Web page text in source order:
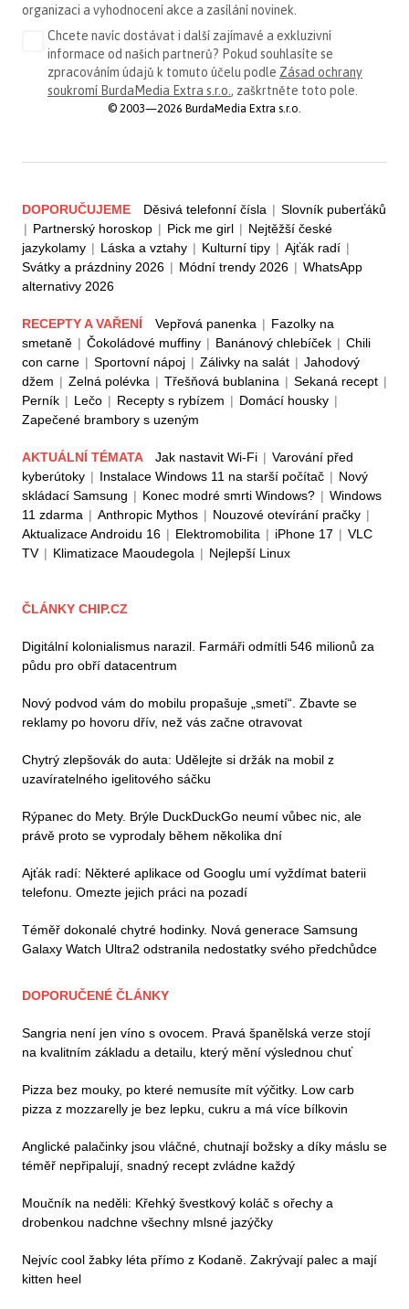
organizaci a vyhodnocení akce a zasílání novinek.
Chcete navíc dostávat i další zajímavé a exkluzivní
informace od našich partnerů? Pokud souhlasíte se
zpracováním údajů k tomuto účelu podle Zásad ochrany
soukromí BurdaMedia Extra s.r.o. , zaškrtněte toto pole.
© 2003—2026 BurdaMedia Extra s.r.o.
DOPORUČUJEME Děsivá telefonní čísla | Slovník puberťáků
| Partnerský horoskop | Pick me girl | Nejtěžší české
jazykolamy | Láska a vztahy | Kulturní tipy | Ajťák radí |
Svátky a prázdniny 2026 | Módní trendy 2026 | WhatsApp
alternativy 2026
RECEPTY A VAŘENÍ Vepřová panenka | Fazolky na
smetaně | Čokoládové muffiny | Banánový chlebíček | Chili
con carne | Sportovní nápoj | Zálivky na salát | Jahodový
džem | Zelná polévka | Třešňová bublanina | Sekaná recept |
Perník | Lečo | Recepty s rybízem | Domácí housky |
Zapečené brambory s uzeným
AKTUÁLNÍ TÉMATA Jak nastavit Wi-Fi | Varování před
kyberútoky | Instalace Windows 11 na starší počítač | Nový
skládací Samsung | Konec modré smrti Windows? | Windows
11 zdarma | Anthropic Mythos | Nouzové otevírání pračky |
Aktualizace Androidu 16 | Elektromobilita | iPhone 17 | VLC
TV | Klimatizace Maoudegola | Nejlepší Linux
ČLÁNKY CHIP.CZ
Digitální kolonialismus narazil. Farmáři odmítli 546 milionů za
půdu pro obří datacentrum
Nový podvod vám do mobilu propašuje „smetí“. Zbavte se
reklamy po hovoru dřív, než vás začne otravovat
Chytrý zlepšovák do auta: Udělejte si držák na mobil z
uzavíratelného igelitového sáčku
Rýpanec do Mety. Brýle DuckDuckGo neumí vůbec nic, ale
právě proto se vyprodaly během několika dní
Ajťák radí: Některé aplikace od Googlu umí vyždímat baterii
telefonu. Omezte jejich práci na pozadí
Téměř dokonalé chytré hodinky. Nová generace Samsung
Galaxy Watch Ultra2 odstranila nedostatky svého předchůdce
DOPORUČENÉ ČLÁNKY
Sangria není jen víno s ovocem. Pravá španělská verze stojí
na kvalitním základu a detailu, který mění výslednou chuť
Pizza bez mouky, po které nemusíte mít výčitky. Low carb
pizza z mozzarelly je bez lepku, cukru a má více bílkovin
Anglické palačinky jsou vláčné, chutnají božsky a díky máslu se
téměř nepřipalují, snadný recept zvládne každý
Moučník na neděli: Křehký švestkový koláč s ořechy a
drobenkou nadchne všechny mlsné jazýčky
Nejvíc cool žabky léta přímo z Kodaně. Zakrývají palec a mají
kitten heel